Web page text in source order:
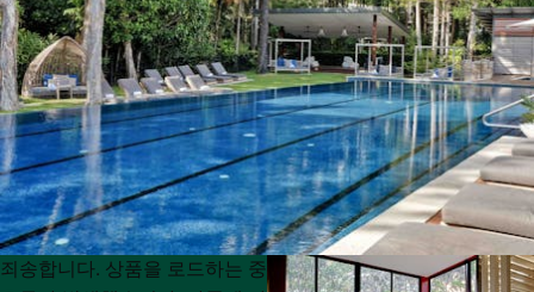
Product
Product
죄송합니다. 상품을 로드하는 중